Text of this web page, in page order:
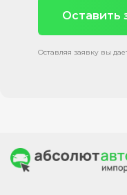
Оставить
Оставляя заявку вы